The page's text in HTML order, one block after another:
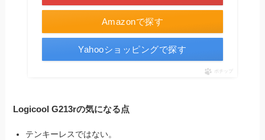
Amazonで探す
Yahooショッピングで探す
ポチップ
Logicool G213rの気になる点
テンキーレスではない。